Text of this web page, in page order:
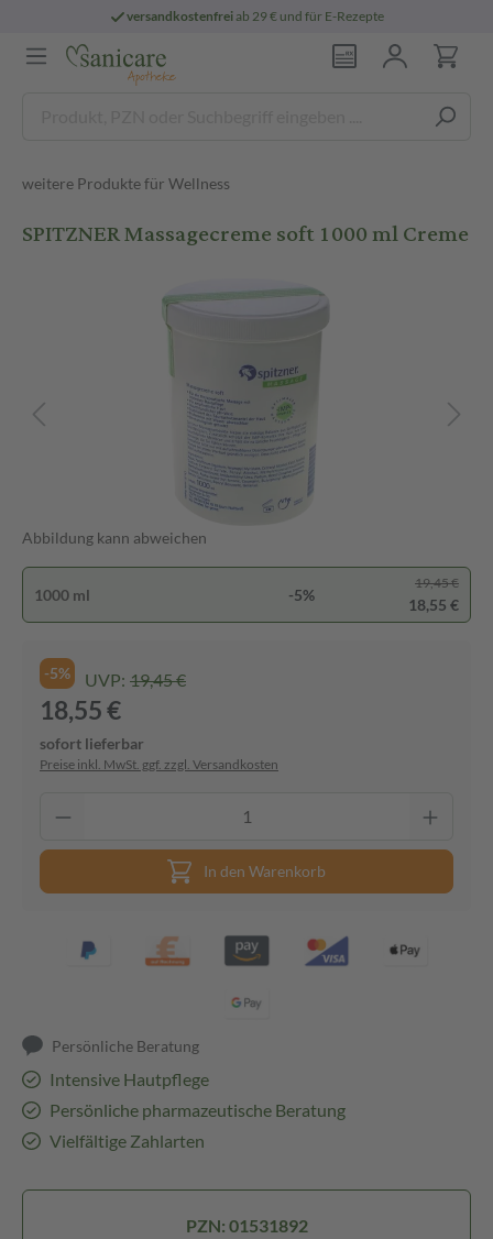
versandkostenfreiab 29 € und für E-Rezepte
weitere Produkte für Wellness
SPITZNER Massagecreme soft 1000 ml Creme
Abbildung kann abweichen
1000 ml -5%
19,45 €
18,55 €
-5% UVP: 19,45 €
18,55 €
sofort lieferbar
Preise inkl. MwSt. ggf. zzgl. Versandkosten
In den Warenkorb
Persönliche Beratung
Intensive Hautpflege
Persönliche pharmazeutische Beratung
Vielfältige Zahlarten
PZN: 01531892